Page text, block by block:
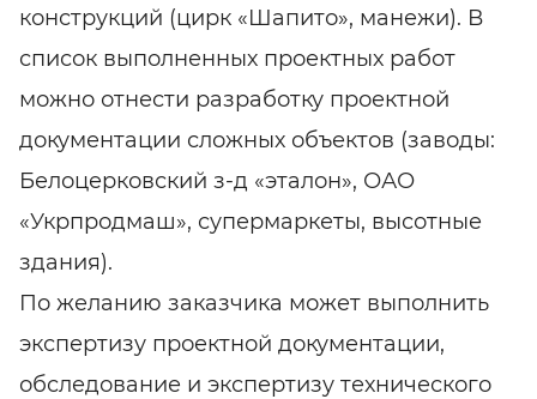
конструкций (цирк «Шапито», манежи). В
список выполненных проектных работ
можно отнести разработку проектной
документации сложных объектов (заводы:
Белоцерковский з-д «эталон», ОАО
«Укрпродмаш», супермаркеты, высотные
здания).
По желанию заказчика может выполнить
экспертизу проектной документации,
обследование и экспертизу технического